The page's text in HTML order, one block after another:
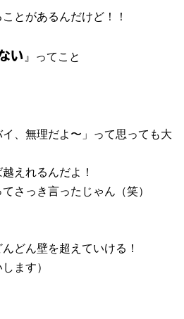
とがあるんだけど！！
い』ってこと
、無理だよ〜」って思っても大
えれるんだよ！
さっき言ったじゃん（笑）
どん壁を超えていける！
ます）